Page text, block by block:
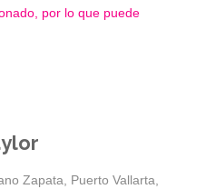
por lo que puede
Zapata, Puerto Vallarta,